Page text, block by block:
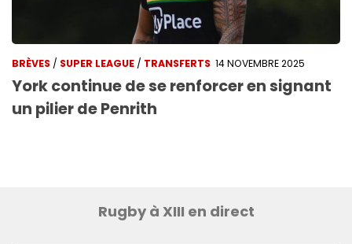
BRÈVES / SUPER LEAGUE / TRANSFERTS 14 NOVEMBRE 2025
York continue de se renforcer en signant
un pilier de Penrith
Rugby à XIII en direct